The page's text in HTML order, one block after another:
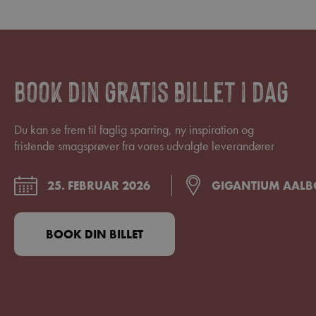
Book din gratis billet i dag
Du kan se frem til faglig sparring, ny inspiration og
fristende smagsprøver fra vores udvalgte leverandører
25. FEBRUAR 2026 GIGANTIUM
BOOK DIN BILLET